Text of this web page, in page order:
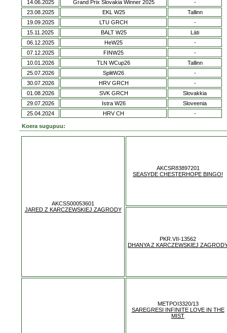
14.06.2025
Grand Prix Slovakia Winner 2025
-
23.08.2025
EKL W25
Tallinn
19.09.2025
LTU GRCH
-
15.11.2025
BALT W25
Läti
06.12.2025
HeW25
-
07.12.2025
FINW25
-
10.01.2026
TLN WCup26
Tallinn
25.07.2026
SplitW26
-
30.07.2026
HRV GRCH
-
01.08.2026
SVK GRCH
Slovakkia
29.07.2026
Istra W26
Sloveenia
25.04.2024
HRV CH -
Koera sugupuu:
AKCSS00053601
JARED Z KARCZEWSKIEJ ZAGRODY
AKCSR83897201
SEASYDE CHESTERHOPE BINGO!
PKR.VII-13562
DHANYA Z KARCZEWSKIEJ
METPOI3320/13
SAREGRESI INFINITE LOVE IN THE
MIST